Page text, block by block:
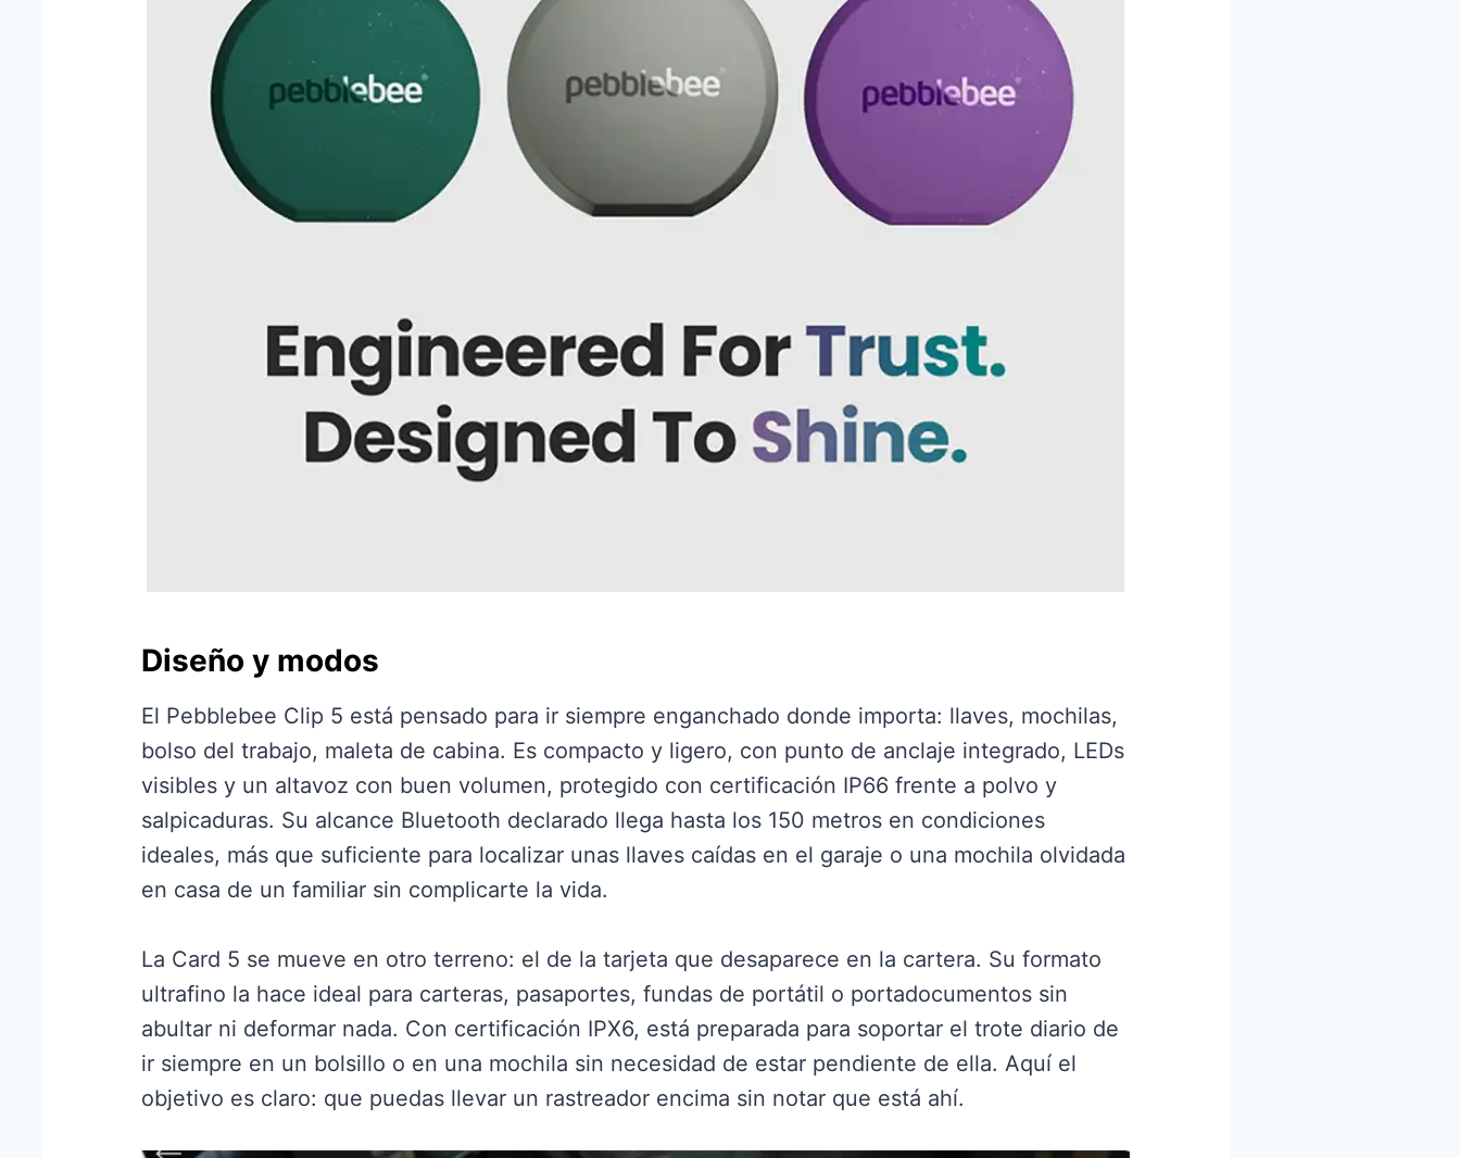
Diseño y modos
El Pebblebee Clip 5 está pensado para ir siempre enganchado donde importa: llaves, mochilas,
bolso del trabajo, maleta de cabina. Es compacto y ligero, con punto de anclaje integrado, LEDs
visibles y un altavoz con buen volumen, protegido con certificación IP66 frente a polvo y
salpicaduras. Su alcance Bluetooth declarado llega hasta los 150 metros en condiciones
ideales, más que suficiente para localizar unas llaves caídas en el garaje o una mochila olvidada
en casa de un familiar sin complicarte la vida.
La Card 5 se mueve en otro terreno: el de la tarjeta que desaparece en la cartera. Su formato
ultrafino la hace ideal para carteras, pasaportes, fundas de portátil o portadocumentos sin
abultar ni deformar nada. Con certificación IPX6, está preparada para soportar el trote diario de
ir siempre en un bolsillo o en una mochila sin necesidad de estar pendiente de ella. Aquí el
objetivo es claro: que puedas llevar un rastreador encima sin notar que está ahí.